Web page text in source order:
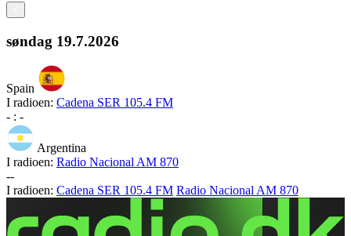
søndag 19.7.2026
Spain
I radioen: Cadena SER 105.4 FM
- : -
Argentina
I radioen: Radio Nacional AM 870
--
I radioen: Cadena SER 105.4 FM Radio Nacional AM 870